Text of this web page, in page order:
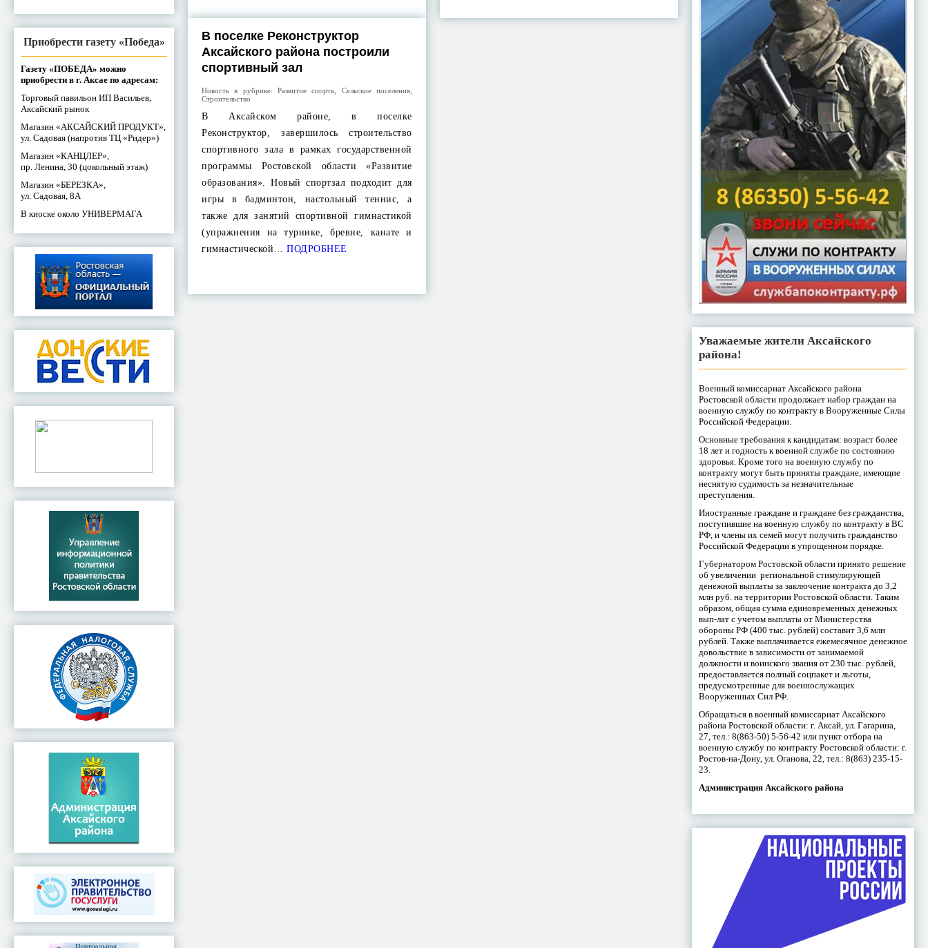
Приобрести газету «Победа»
Газету «ПОБЕДА» можно
приобрести в г. Аксае по адресам:
Торговый павильон ИП Васильев,
Аксайский рынок
Магазин «АКСАЙСКИЙ ПРОДУКТ»,
ул. Садовая (напротив ТЦ «Ридер»)
Магазин «КАНЦЛЕР»,
пр. Ленина, 30 (цокольный этаж)
Магазин «БЕРЕЗКА»,
ул. Садовая, 8А
В киоске около УНИВЕРМАГА
В поселке Реконструктор
Аксайского района построили
спортивный зал
Новость в рубрике:Развитие спорта Сельские поселения,
Строительство
В Аксайском районе, в поселке
Реконструктор, завершилось строительство
спортивного зала в рамках государственной
программы Ростовской области «Развитие
образования». Новый спортзал подходит для
игры в бадминтон, настольный теннис, а
также для занятий спортивной гимнастикой
(упражнения на турнике, бревне, канате и
гимнастической… ПОДРОБНЕЕ
Уважаемые жители Аксайского
района!
Военный комиссариат Аксайского района
Ростовской области продолжает набор граждан на
военную службу по контракту в Вооруженные Силы
Российской Федерации.
Основные требования к кандидатам: возраст более
18 лет и годность к военной службе по состоянию
здоровья. Кроме того на военную службу по
контракту могут быть приняты граждане, имеющие
неснятую судимость за незначительные
преступления.
Иностранные граждане и граждане без гражданства,
поступившие на военную службу по контракту в ВС
РФ, и члены их семей могут получить гражданство
Российской Федерации в упрощенном порядке.
Губернатором Ростовской области принято решение
об увеличении региональной стимулирующей
денежной выплаты за заключение контракта до 3,2
млн руб. на территории Ростовской области. Таким
образом, общая сумма единовременных денежных
вып-лат с учетом выплаты от Министерства
обороны РФ (400 тыс. рублей) составит 3,6 млн
рублей. Также выплачивается ежемесячное денежное
довольствие в зависимости от занимаемой
должности и воинского звания от 230 тыс. рублей,
предоставляется полный соцпакет и льготы,
предусмотренные для военнослужащих
Вооруженных Сил РФ.
Обращаться в военный комиссариат Аксайского
района Ростовской области: г. Аксай, ул. Гагарина,
27, тел.: 8(863-50) 5-56-42 или пункт отбора на
военную службу по контракту Ростовской области: г.
Ростов-на-Дону, ул. Оганова, 22, тел.: 8(863) 235-15-
23.
Администрация Аксайского района